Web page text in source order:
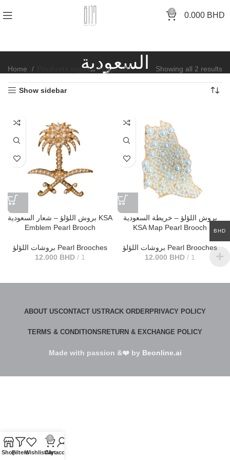
0 0.000 BHD
السعودية Home Products tagged “السعودية” Showing all 2 results
Show sidebar
بروش اللؤلؤ – شعار السعودية KSA
Emblem Pearl Brooch
بروشات اللؤلؤ Pearl Brooches
12.000 BHD 1
بروش اللؤلؤ – خريطة السعودية
KSA Map Pearl Brooch
بروشات اللؤلؤ Pearl Brooches
12.000 BHD 1
ABOUT USCONTACT USTRACK ORDERPRIVACY POLICY
TERMS & CONDITIONSRETURN & EXCHANGE POLICY
Made with passion &❤️ by Beonline.ai
BHD
ShopFiltersWishlist
0
Cart
My account